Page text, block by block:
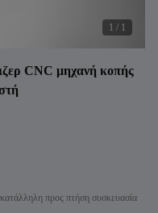
1 / 1
CNC μηχανή κοπής
προς πτήση συσκευασία